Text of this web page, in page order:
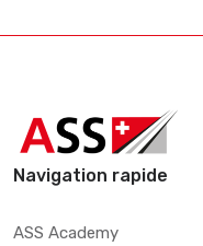
Navigation rapide
ASS Academy